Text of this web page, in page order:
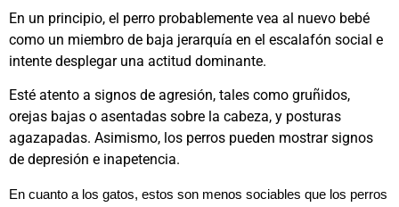
En un principio, el perro probablemente vea al nuevo bebé
como un miembro de baja jerarquía en el escalafón social e
intente desplegar una actitud dominante.
Esté atento a signos de agresión, tales como gruñidos,
orejas bajas o asentadas sobre la cabeza, y posturas
agazapadas. Asimismo, los perros pueden mostrar signos
de depresión e inapetencia.
En cuanto a los gatos, estos son menos sociables que los perros